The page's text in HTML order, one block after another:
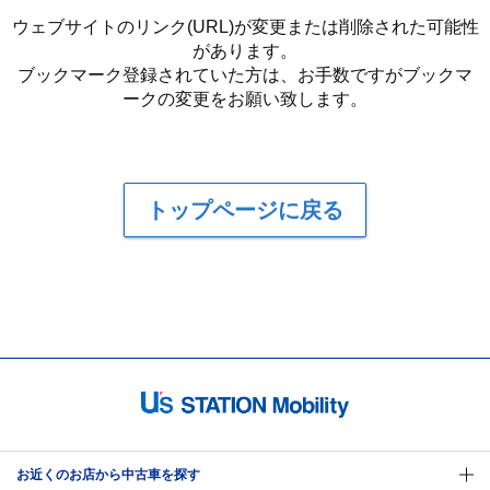
ウェブサイトのリンク(URL)が変更または削除された可能性
があります。
ブックマーク登録されていた方は、お手数ですがブックマ
ークの変更をお願い致します。
トップページに戻る
お近くのお店から中古車を探す